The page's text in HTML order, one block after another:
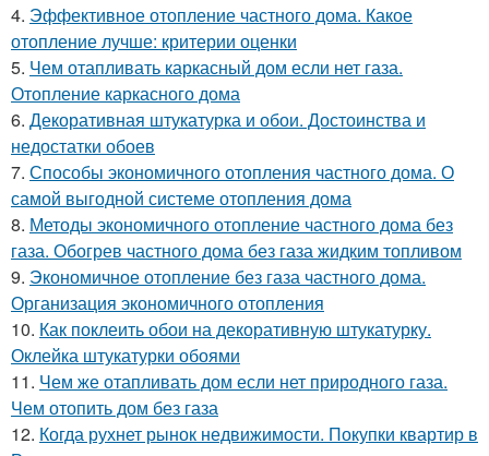
4. Эффективное отопление частного дома. Какое
отопление лучше: критерии оценки
5. Чем отапливать каркасный дом если нет газа.
Отопление каркасного дома
6. Декоративная штукатурка и обои. Достоинства и
недостатки обоев
7. Способы экономичного отопления частного дома. О
самой выгодной системе отопления дома
8. Методы экономичного отопление частного дома без
газа. Обогрев частного дома без газа жидким топливом
9. Экономичное отопление без газа частного дома.
Организация экономичного отопления
10. Как поклеить обои на декоративную штукатурку.
Оклейка штукатурки обоями
11. Чем же отапливать дом если нет природного газа.
Чем отопить дом без газа
12. Когда рухнет рынок недвижимости. Покупки квартир в